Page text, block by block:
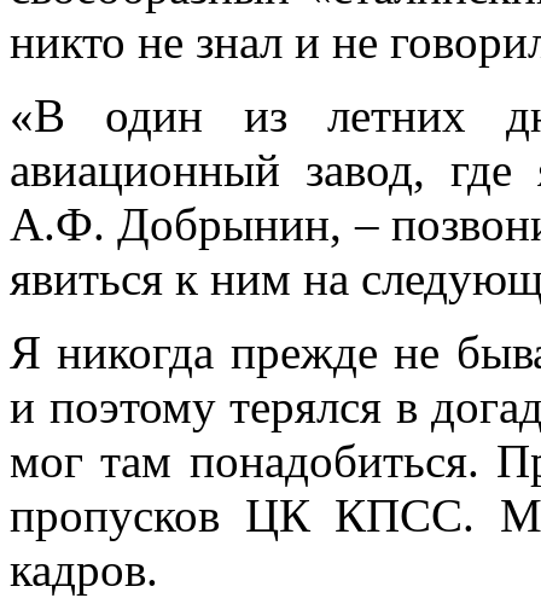
никто не знал и не
«В один из летних
авиационный завод,
А.Ф. Добрынин, –
явиться к ним на
Я никогда прежде не
и поэтому терялся в
мог там понадобиться.
пропусков ЦК КПСС.
кадров.